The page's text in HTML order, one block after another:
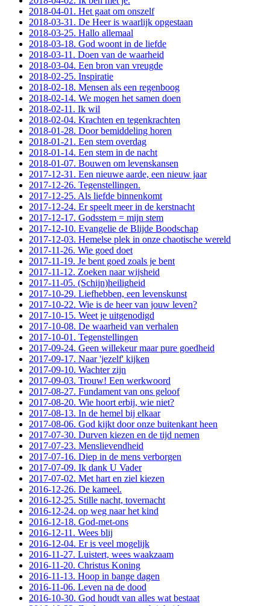
2018-04-01. Het gaat om onszelf
2018-03-31. De Heer is waarlijk opgestaan
2018-03-25. Hallo allemaal
2018-03-18. God woont in de liefde
2018-03-11. Doen van de waarheid
2018-03-04. Een bron van vreugde
2018-02-25. Inspiratie
2018-02-18. Mensen als een regenboog
2018-02-14. We mogen het samen doen
2018-02-11. Ik wil
2018-02-04. Krachten en tegenkrachten
2018-01-28. Door bemiddeling horen
2018-01-21. Een stem overdag
2018-01-14. Een stem in de nacht
2018-01-07. Bouwen om levenskansen
2017-12-31. Een nieuwe aarde, een nieuw jaar
2017-12-26. Tegenstellingen.
2017-12-25. Als liefde binnenkomt
2017-12-24. Er speelt meer in de kerstnacht
2017-12-17. Godsstem = mijn stem
2017-12-10. Evangelie de Blijde Boodschap
2017-12-03. Hemelse plek in onze chaotische wereld
2017-11-26. Wie goed doet
2017-11-19. Je bent goed zoals je bent
2017-11-12. Zoeken naar wijsheid
2017-11-05. (Schijn)heiligheid
2017-10-29. Liefhebben, een levenskunst
2017-10-22. Wie is de heer van jouw leven?
2017-10-15. Weet je uitgenodigd
2017-10-08. De waarheid van verhalen
2017-10-01. Tegenstellingen
2017-09-24. Geen willekeur maar pure goedheid
2017-09-17. Naar 'jezelf' kijken
2017-09-10. Wachter zijn
2017-09-03. Trouw! Een werkwoord
2017-08-27. Fundament van ons geloof
2017-08-20. Wie hoort erbij, wie niet?
2017-08-13. In de hemel bij elkaar
2017-08-06. God kijkt door onze buitenkant heen
2017-07-30. Durven kiezen en de tijd nemen
2017-07-23. Menslievendheid
2017-07-16. Diep in de mens verborgen
2017-07-09. Ik dank U Vader
2017-07-02. Met hart en ziel kiezen
2016-12-26. De kameel.
2016-12-25. Stille nacht, tovernacht
2016-12-24. op weg naar het kind
2016-12-18. God-met-ons
2016-12-11. Wees blij
2016-12-04. Er is veel mogelijk
2016-11-27. Luistert, wees waakzaam
2016-11-20. Christus Koning
2016-11-13. Hoop in bange dagen
2016-11-06. Leven na de dood
2016-10-30. God houdt van alles wat bestaat